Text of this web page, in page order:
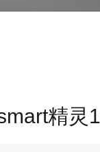
精灵